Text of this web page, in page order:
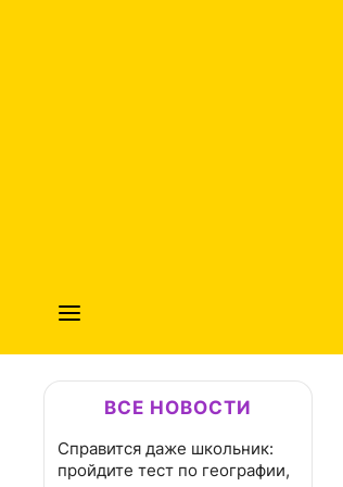
ВСЕ НОВОСТИ
Справится даже школьник:
пройдите тест по географии,